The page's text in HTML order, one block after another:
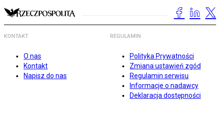
KONTAKT
O nas
Kontakt
Napisz do nas
REGULAMIN
Polityka Prywatności
Zmiana ustawień zgód
Regulamin serwisu
Informacje o nadawcy
Deklaracja dostępności